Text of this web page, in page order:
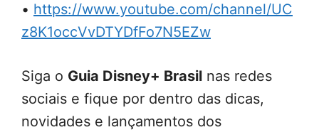
• https://www.youtube.com/channel/UC
z8K1occVvDTYDfFo7N5EZw
Siga o Guia Disney+ Brasil nas redes
sociais e fique por dentro das dicas,
novidades e lançamentos dos